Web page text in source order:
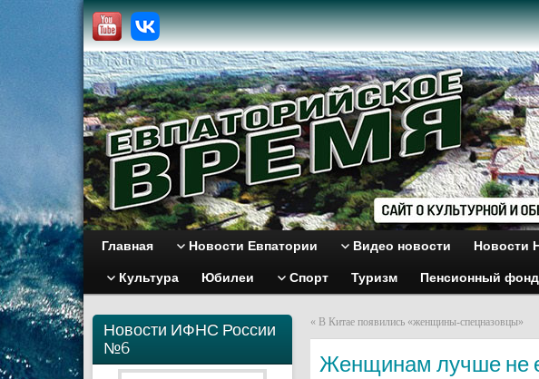
Главная Новости Евпатории Видео новости Новости
Культура Юбилеи Спорт Туризм Пенсионный фонд
Новости ИФНС России
№6
« В Китае появились «женщины-спецназовцы»
Женщинам лучше не